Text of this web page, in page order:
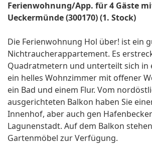
Ferienwohnung/App. für 4 Gäste
Ueckermünde (300170) (1. Stock)
Die Ferienwohnung Hol über! ist ein
Nichtraucherappartement. Es
Quadratmetern und unterteilt sich in
ein helles Wohnzimmer mit offener
ein Bad und einem Flur. Vom
ausgerichteten Balkon haben Sie
Innenhof, aber auch gen
Lagunenstadt. Auf dem Balkon
Gartenmöbel zur Verfügung.